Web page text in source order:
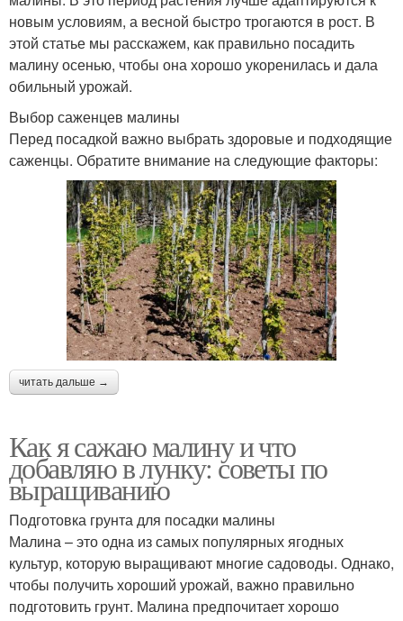
новым условиям, а весной быстро трогаются в рост. В
этой статье мы расскажем, как правильно посадить
малину осенью, чтобы она хорошо укоренилась и дала
обильный урожай.
Выбор саженцев малины
Перед посадкой важно выбрать здоровые и подходящие
саженцы. Обратите внимание на следующие факторы:
читать дальше →
Как я сажаю малину и что
добавляю в лунку: советы по
выращиванию
Подготовка грунта для посадки малины
Малина – это одна из самых популярных ягодных
культур, которую выращивают многие садоводы. Однако,
чтобы получить хороший урожай, важно правильно
подготовить грунт. Малина предпочитает хорошо